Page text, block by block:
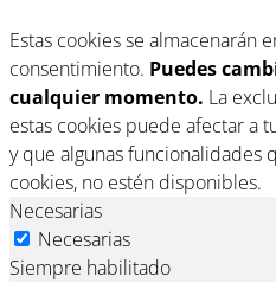
Estas cookies se almacenarán
consentimiento. Puedes
cualquier momento. La
estas cookies puede afectar a
y que algunas funcionalidades
cookies, no estén disponibles.
Necesarias
Necesarias
Siempre habilitado